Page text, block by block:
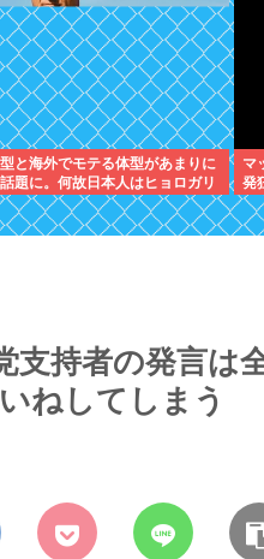
と海外でモテる体型があまりに
題に。何故日本人はヒョロガリ
マ
発
支持者の発言は
ねしてしまう